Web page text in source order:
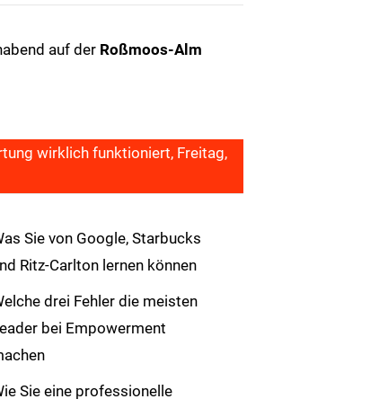
auf der Roßmoos-Alm
wirklich funktioniert, Freitag,
Sie von Google, Starbucks
Ritz-Carlton lernen können
drei Fehler die meisten
bei Empowerment
Sie eine professionelle